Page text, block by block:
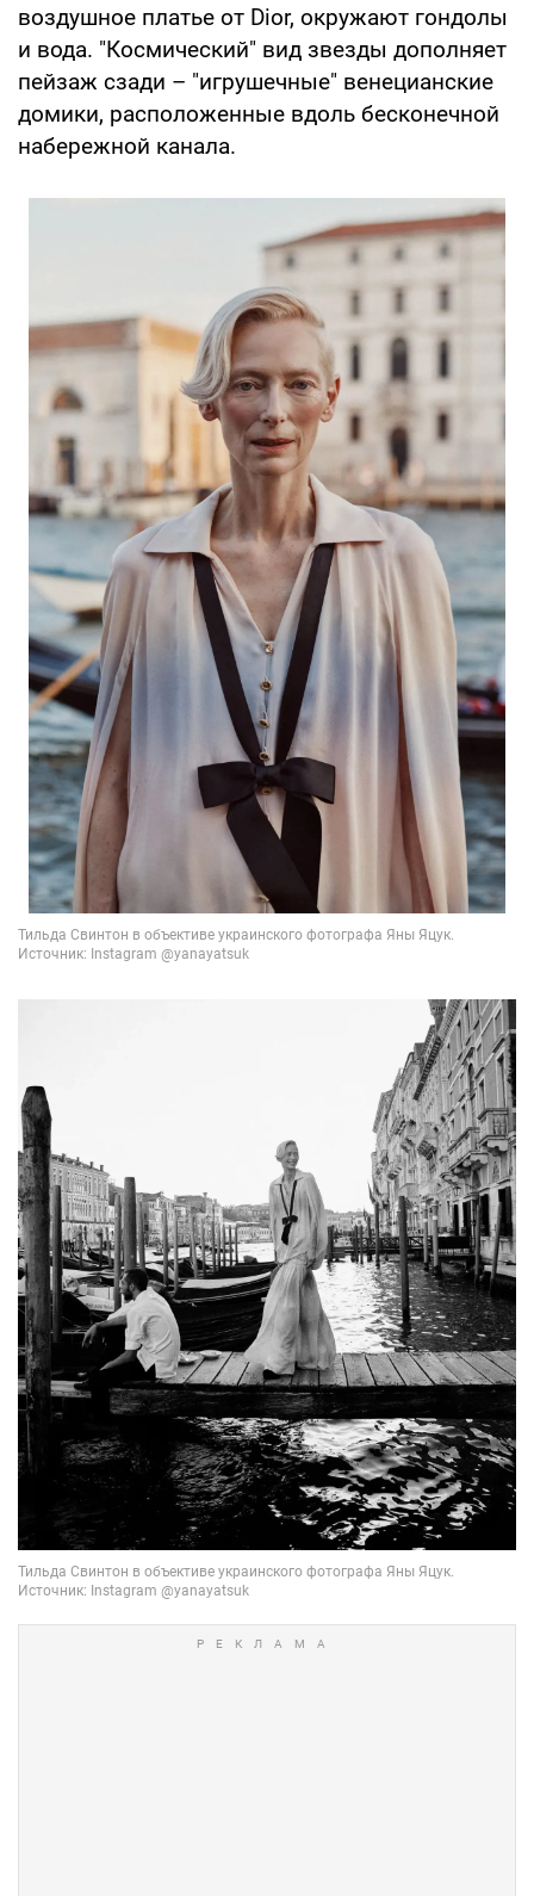
воздушное платье от Dior, окружают гондолы
и вода. "Космический" вид звезды дополняет
пейзаж сзади – "игрушечные" венецианские
домики, расположенные вдоль бесконечной
набережной канала.